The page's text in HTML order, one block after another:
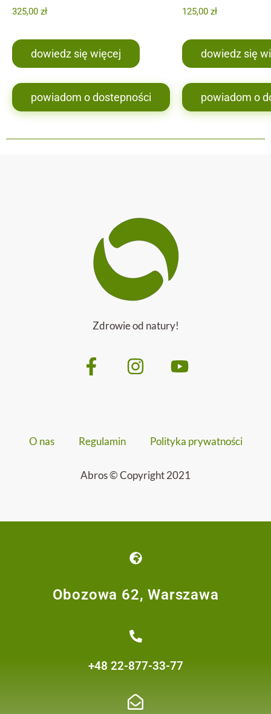
325,00 zł
dowiedz się więcej
powiadom o dostepności
125,00 zł
dowiedz się
powiadom o
Zdrowie od natury!
O nas Regulamin Polityka prywatności
Abros © Copyright 2021
Obozowa 62, Warszawa
+48 22-877-33-77